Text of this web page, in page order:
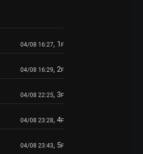
04/08 16:27, 1 F
04/08 16:29, 2F
04/08 22:25, 3F
04/08 23:28, 4F
04/08 23:43, 5F